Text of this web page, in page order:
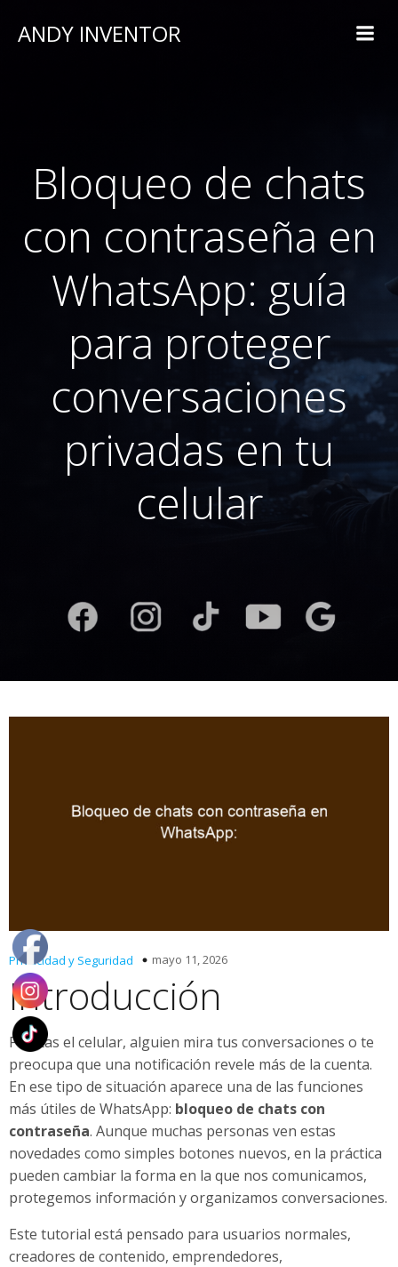
ANDY INVENTOR
Bloqueo de chats
con contraseña en
WhatsApp: guía
para proteger
conversaciones
privadas en tu
celular
Privacidad y Seguridad mayo 11, 2026
Introducción
Prestas el celular, alguien mira tus conversaciones o te
preocupa que una notificación revele más de la cuenta.
En ese tipo de situación aparece una de las funciones
más útiles de WhatsApp: bloqueo de chats con
contraseña. Aunque muchas personas ven estas
novedades como simples botones nuevos, en la práctica
pueden cambiar la forma en la que nos comunicamos,
protegemos información y organizamos conversaciones.
Este tutorial está pensado para usuarios normales,
creadores de contenido, emprendedores,